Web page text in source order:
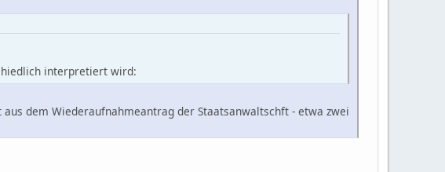
interpretiert wird:
dem Wiederaufnahmeantrag der Staatsanwaltschft - etwa zwei